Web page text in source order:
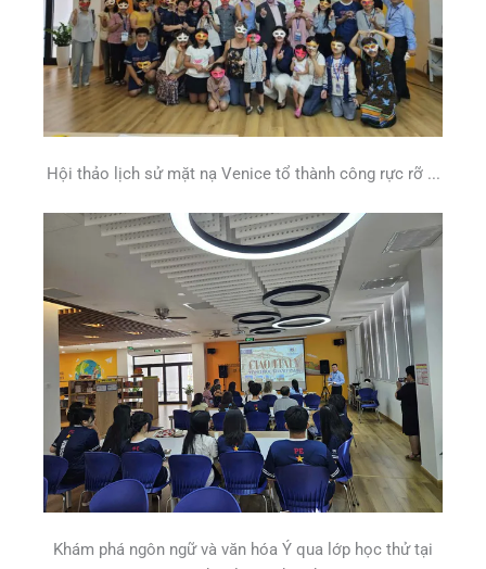
Hội thảo lịch sử mặt nạ Venice tổ thành công rực rỡ ...
Khám phá ngôn ngữ và văn hóa Ý qua lớp học thử tại